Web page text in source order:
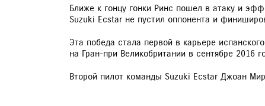
Ближе к гонцу гонки Ринс пошел в атаку и
Suzuki Ecstar не пустил оппонента и
Эта победа стала первой в карьере
на Гран-при Великобритании в сентябре 2016
Второй пилот команды Suzuki Ecstar Джоан